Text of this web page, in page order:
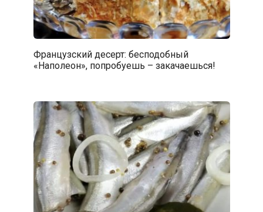
Французский десерт: бесподобный
«Наполеон», попробуешь – закачаешься!